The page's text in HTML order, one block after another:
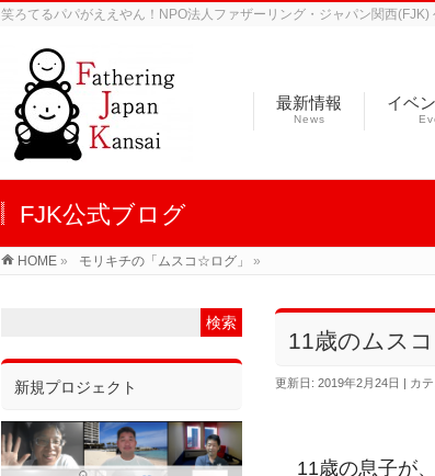
笑ろてるパパがええやん！NPO法人ファザーリング・ジャパン関西(FJK)
最新情報
News
イベ
FJK公式ブログ
HOME » モリキチの「ムスコ☆ログ」 »
11歳のムス
更新日: 2019年2月24日 カ
11歳の息子が
新規プロジェクト